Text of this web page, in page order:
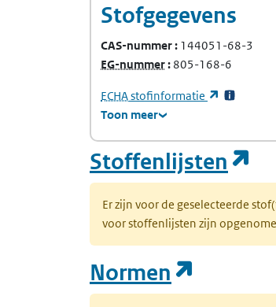
Stofgegevens
CAS-nummer 144051-68-3
EG-nummer(Europees
805-168-6
ECHA(Europees Agentschap voor
stofinformatie
(opent in
Toon meer
Stoffenlijsten
Er zijn voor de geselecteerde
voor stoffenlijsten zijn
Normen